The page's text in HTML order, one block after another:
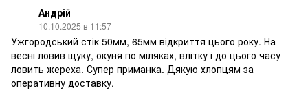
Андрій
10.10.2025 в 11:57
Ужгородський стік 50мм, 65мм відкриття цього року. На
весні ловив щуку, окуня по міляках, влітку і до цього часу
ловить жереха. Супер приманка. Дякую хлопцям за
оперативну доставку.